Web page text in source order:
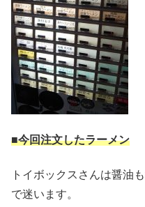
■今回注文したラーメン
トイボックスさんは醤油
で迷います。